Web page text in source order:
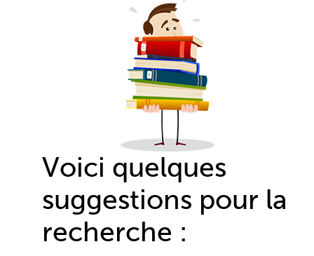
Voici quelques
suggestions pour la
recherche :